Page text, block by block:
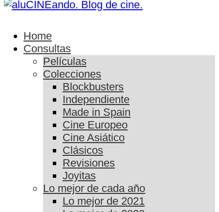
Home
Consultas
Películas
Colecciones
Blockbusters
Independiente
Made in Spain
Cine Europeo
Cine Asiático
Clásicos
Revisiones
Joyitas
Lo mejor de cada año
Lo mejor de 2021